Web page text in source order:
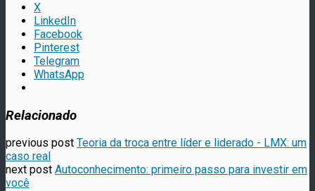
X
LinkedIn
Facebook
Pinterest
Telegram
WhatsApp
Relacionado
previous post Teoria da troca entre líder e liderado - LMX: um
caso real
next post Autoconhecimento: primeiro passo para investir em
você